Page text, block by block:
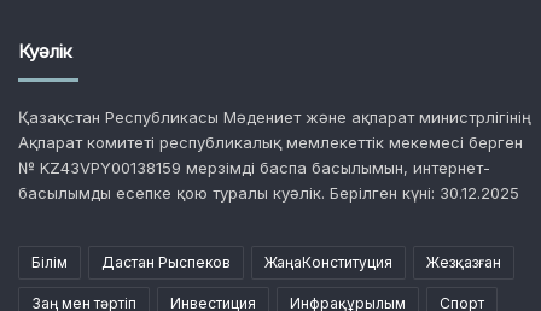
Куәлік
Қазақстан Республикасы Мәдениет және ақпарат министрлігінің
Ақпарат комитеті республикалық мемлекеттік мекемесі берген
№ KZ43VPY00138159 мерзімді баспа басылымын, интернет-
басылымды есепке қою туралы куәлік. Берілген күні: 30.12.2025
Білім Дастан Рыспеков ЖаңаКонституция Жезқазған
Заң мен тәртіп Инвестиция Инфрақұрылым Спорт